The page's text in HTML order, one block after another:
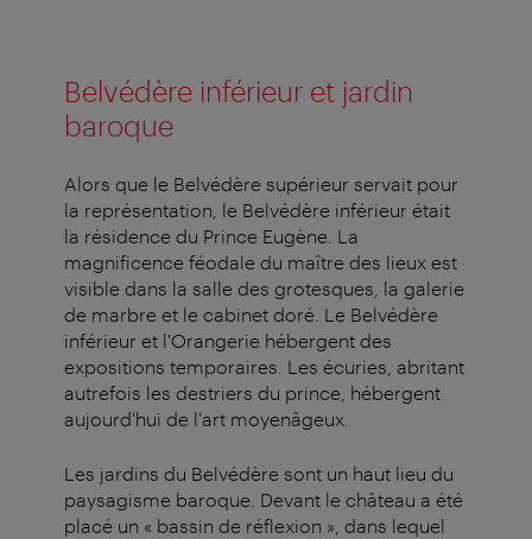
Belvédère inférieur et jardin
baroque
Alors que le Belvédère supérieur servait pour
la représentation, le Belvédère inférieur était
la résidence du Prince Eugène. La
magnificence féodale du maître des lieux est
visible dans la salle des grotesques, la galerie
de marbre et le cabinet doré. Le Belvédère
inférieur et l'Orangerie hébergent des
expositions temporaires. Les écuries, abritant
autrefois les destriers du prince, hébergent
aujourd'hui de l'art moyenâgeux.
Les jardins du Belvédère sont un haut lieu du
paysagisme baroque. Devant le château a été
placé un « bassin de réflexion », dans lequel